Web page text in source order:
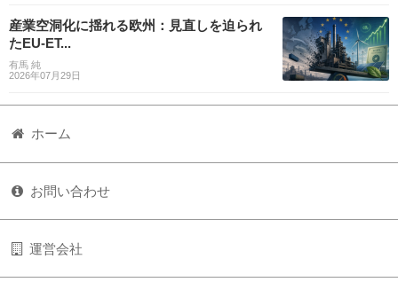
産業空洞化に揺れる欧州：見直しを迫られ
たEU-ET...
有馬 純
2026年07月29日
ホーム
お問い合わせ
運営会社